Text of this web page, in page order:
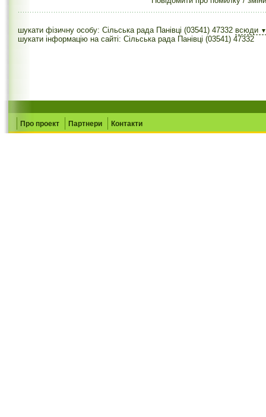
шукати фізичну особу: Сільська рада Панівці (03541) 47332 всюди ▼
шукати інформацію на сайті: Сільська рада Панівці (03541) 47332
Про проект Партнери Контакти